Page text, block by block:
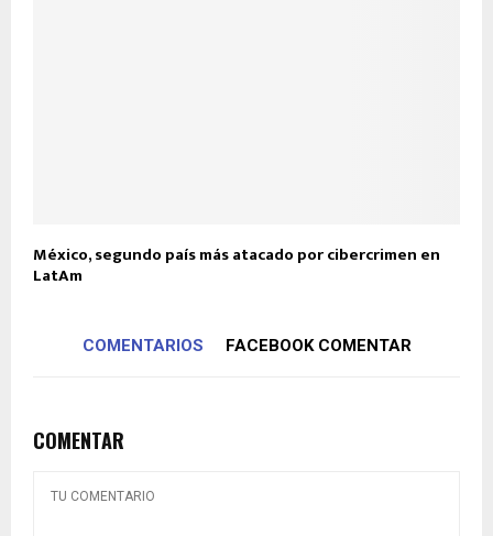
México, segundo país más atacado por cibercrimen en
LatAm
COMENTARIOS FACEBOOK COMENTAR
COMENTAR